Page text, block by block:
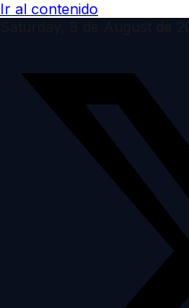
Ir al contenido